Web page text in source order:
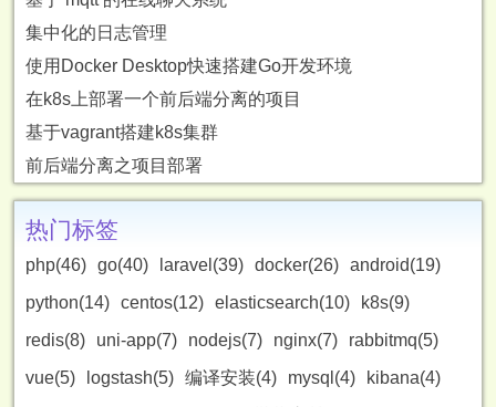
集中化的日志管理
使用Docker Desktop快速搭建Go开发环境
在k8s上部署一个前后端分离的项目
基于vagrant搭建k8s集群
前后端分离之项目部署
热门标签
php(46) go(40) laravel(39) docker(26) android(19)
python(14) centos(12) elasticsearch(10)
k8s(9)
redis(8)
uni-app(7) nodejs(7) nginx(7)
rabbitmq(5)
vue(5)
logstash(5) 编译安装(4) mysql(4)
kibana(4)